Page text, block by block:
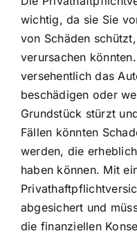
wichtig, da sie Sie
von Schäden
verursachen
versehentlich das
beschädigen oder
Grundstück stürzt
Fällen könnten
werden, die
haben können. Mit
abgesichert und
die finanziellen